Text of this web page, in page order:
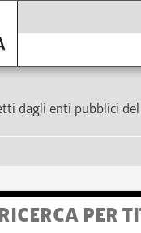
dagli enti pubblici
PER